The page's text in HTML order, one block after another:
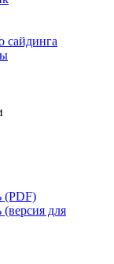
сайдинга
(PDF)
для